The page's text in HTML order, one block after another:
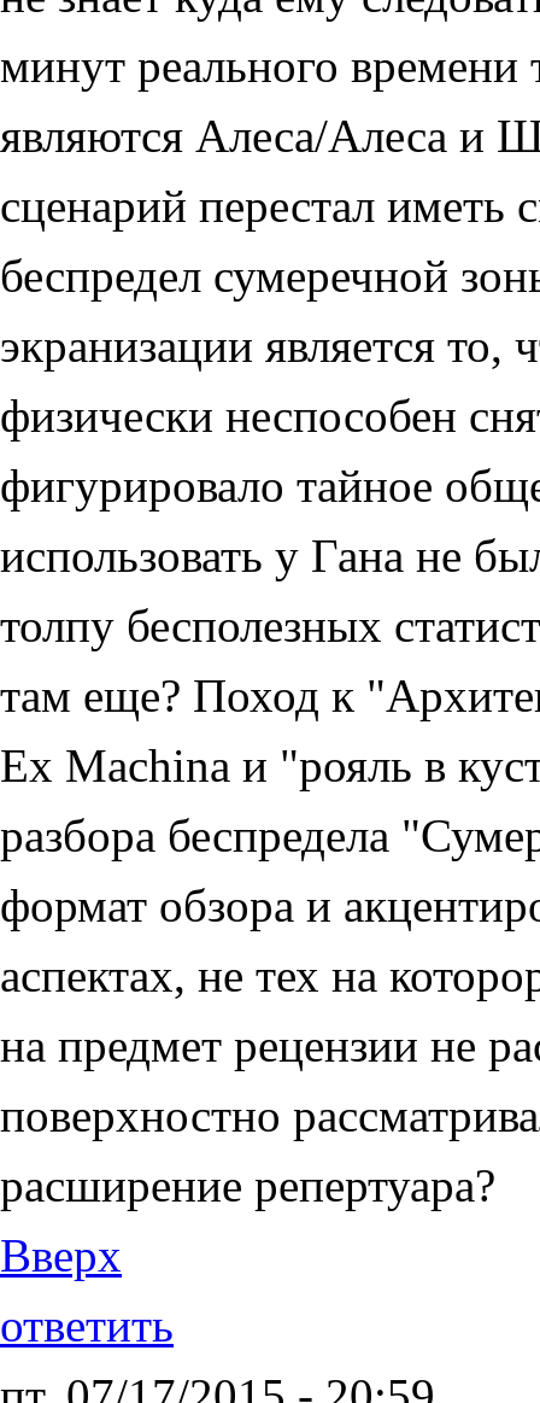
минут реального времени
являются Алеса/Алеса и
сценарий перестал иметь
беспредел сумеречной
экранизации является
физически неспособен
фигурировало тайное
использовать у Гана не
толпу бесполезных
там еще? Поход к
Ex Machina и "рояль в
разбора беспредела
формат обзора и
аспектах, не тех на
на предмет рецензии не
поверхностно
расширение репертуара?
Вверх
ответить